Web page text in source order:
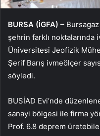
BURSA (İGFA) – Bursagaz
şehrin farklı
Üniversitesi Jeofizik
Şerif Barış ivmeölçer
söyledi.
BUSİAD Evi’nde
sanayi bölgesi ile firma
Prof. 6.8 deprem